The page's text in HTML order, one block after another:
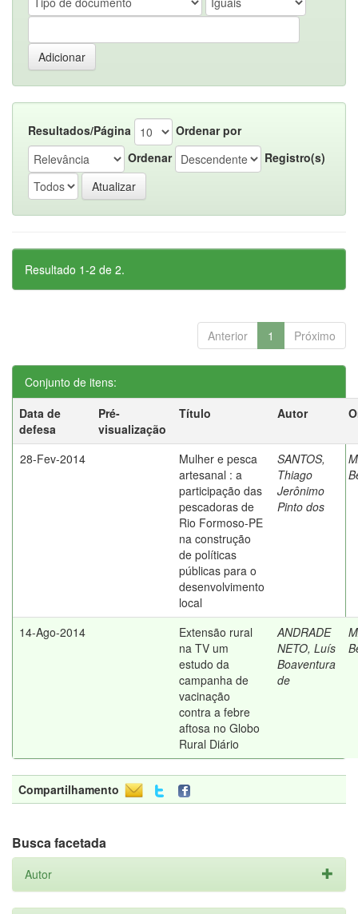
Resultados/Página
Ordenar por
Ordenar
Registro(s)
Resultado 1-2 de 2.
Anterior 1 Próximo
Conjunto de itens:
Data de
defesa
Pré-
visualização
Título Autor
28-Fev-2014
Mulher e pesca
artesanal : a
participação das
pescadoras de
Rio Formoso-PE
na construção
de políticas
públicas para o
desenvolvimento
local
SANTOS,
Thiago
Jerônimo
Pinto dos
14-Ago-2014
Extensão rural
na TV um
estudo da
campanha de
vacinação
contra a febre
aftosa no Globo
Rural Diário
ANDRADE
NETO, Luís
Boaventura
de
Compartilhamento
Busca facetada
Autor